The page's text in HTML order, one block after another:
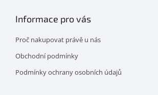
Informace pro vás
Proč nakupovat právě u nás
Obchodní podmínky
Podmínky ochrany osobních údajů